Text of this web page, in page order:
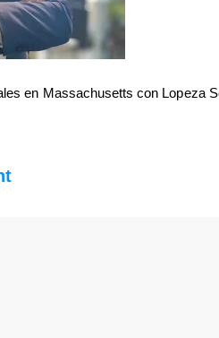
en Massachusetts con Lopeza